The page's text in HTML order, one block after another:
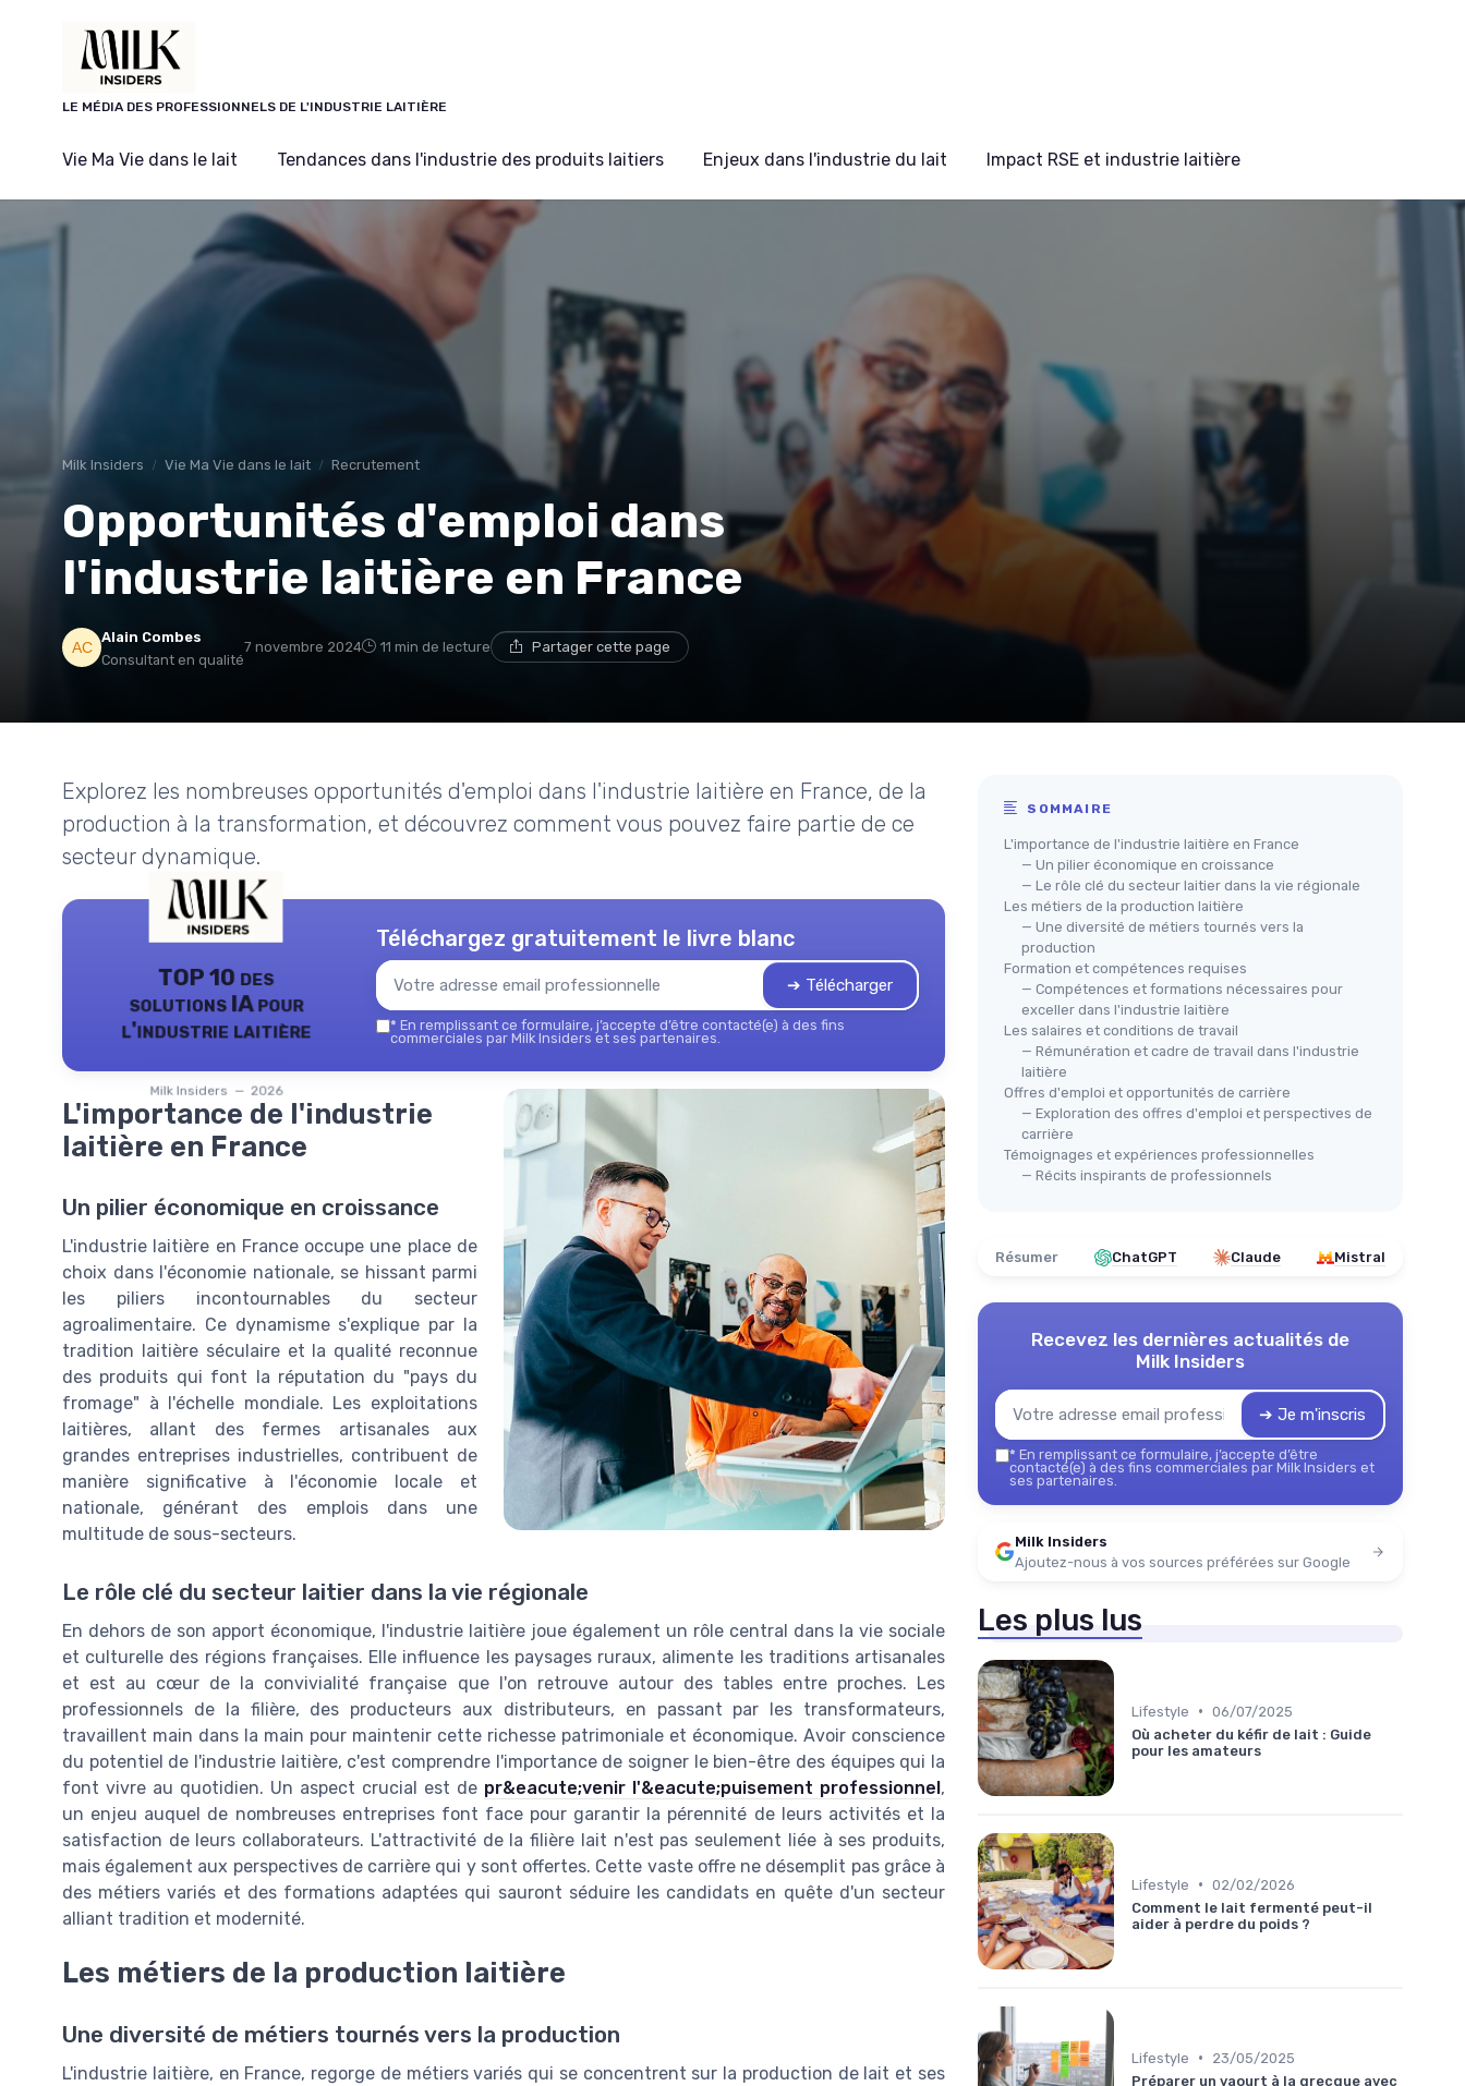
LE MÉDIA DES PROFESSIONNELS DE L'INDUSTRIE LAITIÈRE
Vie Ma Vie dans le lait Tendances dans l'industrie des produits laitiers Enjeux dans l'industrie du lait Impact RSE et industrie laitière
Milk Insiders Vie Ma Vie dans le lait Recrutement
Opportunités d'emploi dans
l'industrie laitière en France
Alain Combes
Consultant en qualité
7 novembre 2024 11 min de lecture Partager cette page
Explorez les nombreuses opportunités d'emploi dans l'industrie laitière en France, de la
production à la transformation, et découvrez comment vous pouvez faire partie de ce
secteur dynamique.
TOP 10 des
solutions IA pour
l'industrie laitière
Milk Insiders — 2026
Téléchargez gratuitement le livre blanc
➔ Télécharger
* En remplissant ce formulaire, j’accepte d’être contacté(e) à des fins
commerciales par Milk Insiders et ses partenaires.
L'importance de l'industrie
laitière en France
Un pilier économique en croissance
L'industrie laitière en France occupe une place de
choix dans l'économie nationale, se hissant parmi
les piliers incontournables du secteur
agroalimentaire. Ce dynamisme s'explique par la
tradition laitière séculaire et la qualité reconnue
des produits qui font la réputation du "pays du
fromage" à l'échelle mondiale. Les exploitations
laitières, allant des fermes artisanales aux
grandes entreprises industrielles, contribuent de
manière significative à l'économie locale et
nationale, générant des emplois dans une
multitude de sous-secteurs.
Le rôle clé du secteur laitier dans la vie régionale
En dehors de son apport économique, l'industrie laitière joue également un rôle central dans la vie sociale
et culturelle des régions françaises. Elle influence les paysages ruraux, alimente les traditions artisanales
et est au cœur de la convivialité française que l'on retrouve autour des tables entre proches. Les
professionnels de la filière, des producteurs aux distributeurs, en passant par les transformateurs,
travaillent main dans la main pour maintenir cette richesse patrimoniale et économique. Avoir conscience
du potentiel de l'industrie laitière, c'est comprendre l'importance de soigner le bien-être des équipes qui la
font vivre au quotidien. Un aspect crucial est de pr&eacute;venir l'&eacute;puisement professionnel ,
un enjeu auquel de nombreuses entreprises font face pour garantir la pérennité de leurs activités et la
satisfaction de leurs collaborateurs. L'attractivité de la filière lait n'est pas seulement liée à ses produits,
mais également aux perspectives de carrière qui y sont offertes. Cette vaste offre ne désemplit pas grâce à
des métiers variés et des formations adaptées qui sauront séduire les candidats en quête d'un secteur
alliant tradition et modernité.
Les métiers de la production laitière
Une diversité de métiers tournés vers la production
L'industrie laitière, en France, regorge de métiers variés qui se concentrent sur la production de lait et ses
SOMMAIRE
L'importance de l'industrie laitière en France
— Un pilier économique en croissance
— Le rôle clé du secteur laitier dans la vie régionale
Les métiers de la production laitière
— Une diversité de métiers tournés vers la
production
Formation et compétences requises
— Compétences et formations nécessaires pour
exceller dans l'industrie laitière
Les salaires et conditions de travail
— Rémunération et cadre de travail dans l'industrie
laitière
Offres d'emploi et opportunités de carrière
— Exploration des offres d'emploi et perspectives de
carrière
Témoignages et expériences professionnelles
— Récits inspirants de professionnels
Résumer ChatGPT Claude Mistral
Recevez les dernières actualités de
Milk Insiders
➔ Je m'inscris
* En remplissant ce formulaire, j’accepte d’être
contacté(e) à des fins commerciales par Milk Insiders et
ses partenaires.
Milk Insiders
Ajoutez-nous à vos sources préférées sur Google
Les plus lus
Lifestyle • 06/07/2025
Où acheter du kéfir de lait : Guide
pour les amateurs
Lifestyle • 02/02/2026
Comment le lait fermenté peut-il
aider à perdre du poids ?
Lifestyle •
23/05/2025
Préparer un yaourt à la grecque avec